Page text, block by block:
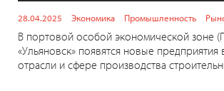
28.04.2025 Экономика Промышленность
В портовой особой экономической зоне
«Ульяновск» появятся новые
отрасли и сфере производства